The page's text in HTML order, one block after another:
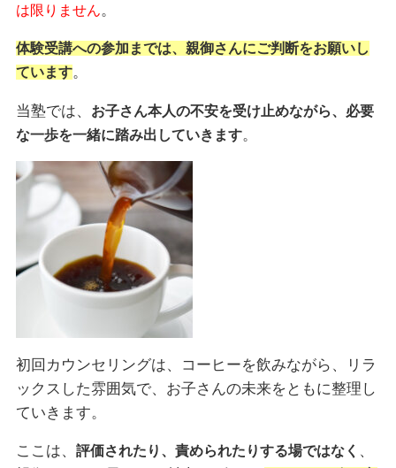
は限りません。
体験受講への参加までは、親御さんにご判断をお願いし
ています。
当塾では、
お子さん本人の不安を受け止めながら、必要
な一歩を一緒に踏み出していきます。
初回カウンセリングは、コーヒーを飲みながら、リラ
ックスした雰囲気で、お子さんの未来をともに整理し
ていきます。
ここは、 評価されたり、責められたりする場ではなく 、